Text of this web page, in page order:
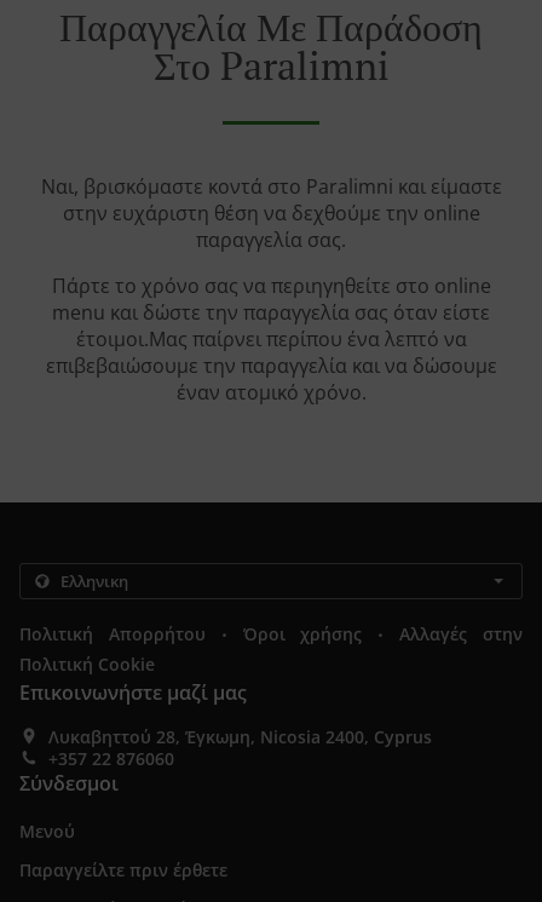
Παραγγελία Με Παράδοση
Στο Paralimni
Ναι, βρισκόμαστε κοντά στο Paralimni και είμαστε
στην ευχάριστη θέση να δεχθούμε την online
παραγγελία σας.
Πάρτε το χρόνο σας να περιηγηθείτε στο online
menu και δώστε την παραγγελία σας όταν είστε
έτοιμοι.Μας παίρνει περίπου ένα λεπτό να
επιβεβαιώσουμε την παραγγελία και να δώσουμε
έναν ατομικό χρόνο.
Πολιτική Απορρήτου . Όροι χρήσης .
Αλλαγές στην
Πολιτική Cookie
Επικοινωνήστε μαζί μας
Λυκαβηττού 28, Έγκωμη, Nicosia 2400, Cyprus
+357 22 876060
Σύνδεσμοι
Μενού
Παραγγείλτε πριν έρθετε